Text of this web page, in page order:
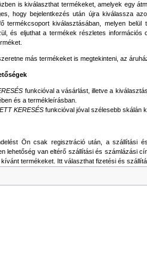
is kiválaszthat termékeket, amelyek egy
hogy bejelentkezés után újra kiválassza
termékcsoport kiválasztásában, melyen
és eljuthat a termékek részletes
más termékeket is megtekinteni, az
funkcióval a vásárlást, illetve a
és a termékleírásban.
KERESÉS funkcióval jóval szélesebb skálán
Ön csak regisztráció után, a szállítási
lehetőség van eltérő szállítási és számlázási
termékeket. Itt választhat fizetési és